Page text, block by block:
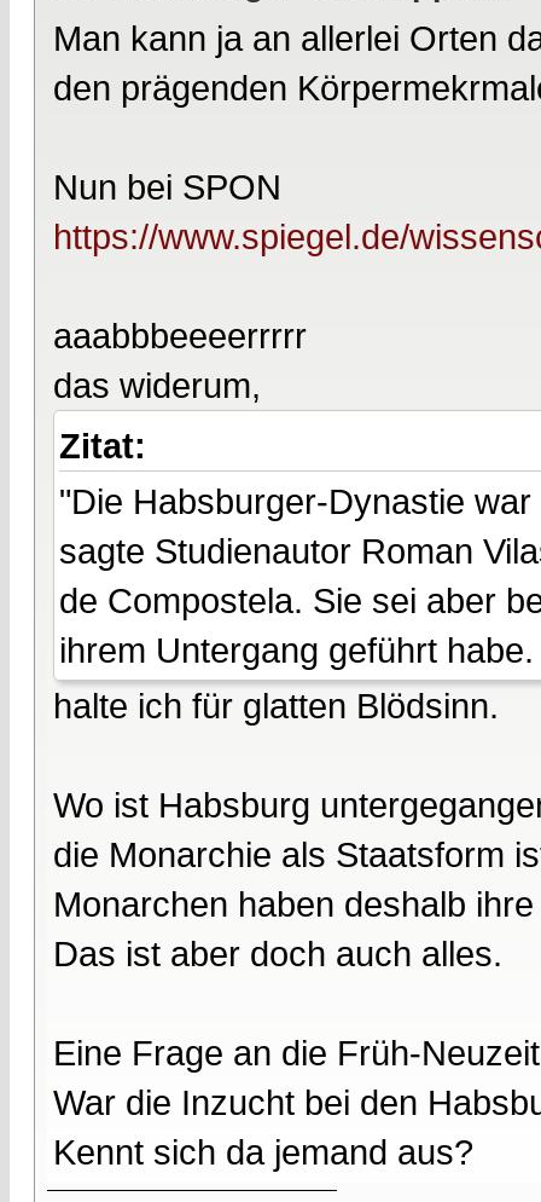
Man kann ja an allerlei Orten
den prägenden
Nun bei SPON
https://www.spiegel.de/
aaabbbeeeerrrrr
das widerum,
Zitat:
"Die Habsburger-Dynastie
sagte Studienautor Roman
de Compostela. Sie sei aber
ihrem Untergang geführt habe.
halte ich für glatten Blödsinn.
Wo ist Habsburg
die Monarchie als Staatsform
Monarchen haben deshalb
Das ist aber doch auch alles.
Eine Frage an die Früh-
War die Inzucht bei den
Kennt sich da jemand aus?